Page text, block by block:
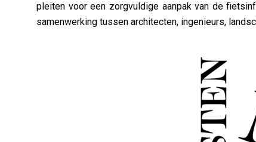
pleiten voor een zorgvuldige aanpak van de
samenwerking tussen architecten, ingenieurs,